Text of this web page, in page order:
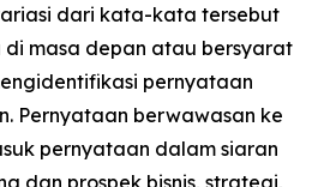
dari kata-kata tersebut
masa depan atau bersyarat
pernyataan
Pernyataan berwawasan ke
pernyataan dalam siaran
dan prospek bisnis, strategi,